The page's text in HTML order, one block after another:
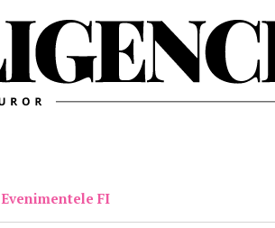
Evenimentele FI